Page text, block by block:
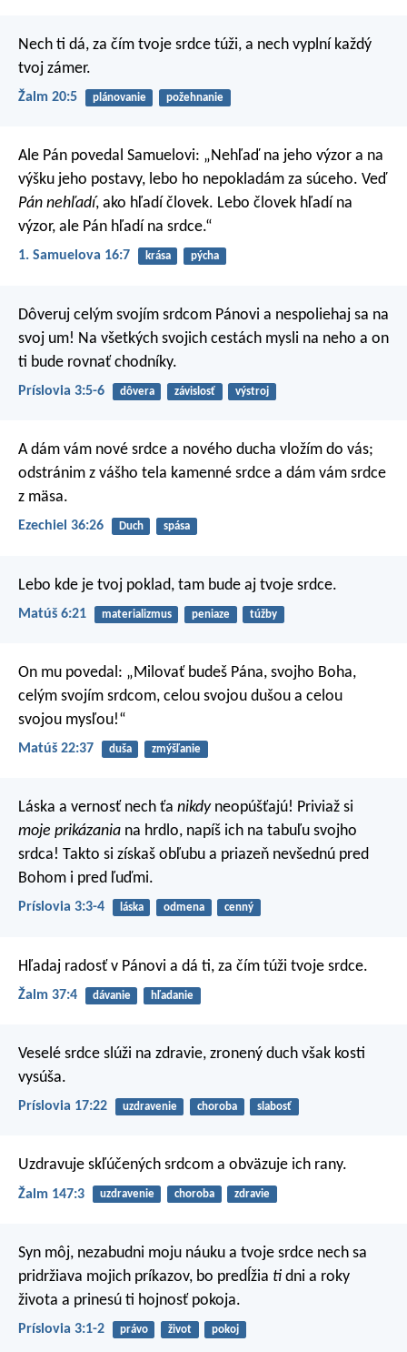
Nech ti dá, za čím tvoje srdce túži, a nech vyplní každý
tvoj zámer.
Žalm 20:5 plánovanie požehnanie
Ale Pán povedal Samuelovi: „Nehľaď na jeho výzor a na
výšku jeho postavy, lebo ho nepokladám za súceho. Veď
Pán nehľadí, ako hľadí človek. Lebo človek hľadí na
výzor, ale Pán hľadí na srdce.“
1. Samuelova 16:7 krása pýcha
Dôveruj celým svojím srdcom Pánovi a nespoliehaj sa na
svoj um! Na všetkých svojich cestách mysli na neho a on
ti bude rovnať chodníky.
Príslovia 3:5-6 dôvera závislosť výstroj
A dám vám nové srdce a nového ducha vložím do vás;
odstránim z vášho tela kamenné srdce a dám vám srdce
z mäsa.
Ezechiel 36:26 Duch spása
Lebo kde je tvoj poklad, tam bude aj tvoje srdce.
Matúš 6:21 materializmus peniaze túžby
On mu povedal: „Milovať budeš Pána, svojho Boha,
celým svojím srdcom, celou svojou dušou a celou
svojou mysľou!“
Matúš 22:37 duša zmýšľanie
Láska a vernosť nech ťa nikdyneopúšťajú! Priviaž si
moje prikázania na hrdlo, napíš ich na tabuľu svojho
srdca! Takto si získaš obľubu a priazeň nevšednú pred
Bohom i pred ľuďmi.
Príslovia 3:3-4 láska odmena cenný
Hľadaj radosť v Pánovi a dá ti, za čím túži tvoje srdce.
Žalm 37:4 dávanie hľadanie
Veselé srdce slúži na zdravie, zronený duch však kosti
vysúša.
Príslovia 17:22 uzdravenie choroba slabosť
Uzdravuje skľúčených srdcom a obväzuje ich rany.
Žalm 147:3 uzdravenie choroba zdravie
Syn môj, nezabudni moju náuku a tvoje srdce nech sa
pridržiava mojich príkazov, bo predĺžia ti dni a roky
života a prinesú ti hojnosť pokoja.
Príslovia 3:1-2 právo život pokoj